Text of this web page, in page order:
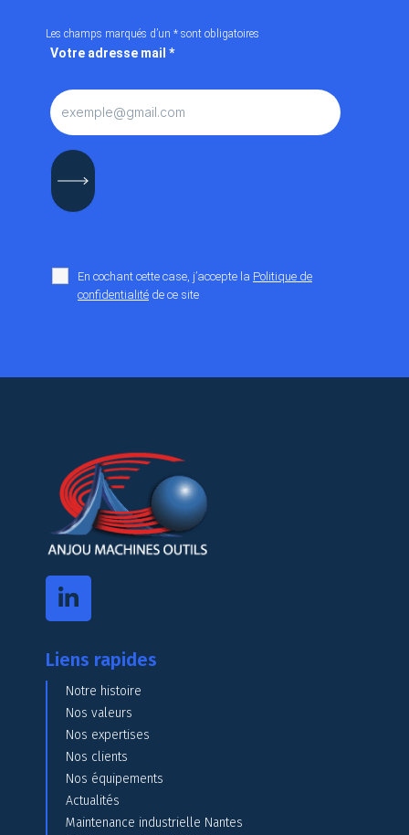
Les champs marqués d’un * sont obligatoires
Votre adresse mail *
En cochant cette case, j’accepte la Politique de
confidentialité de ce site
Liens rapides
Notre histoire
Nos valeurs
Nos expertises
Nos clients
Nos équipements
Actualités
Maintenance industrielle Nantes